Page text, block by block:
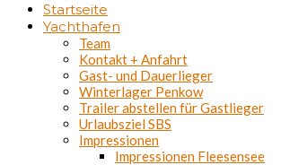
Startseite
Yachthafen
Team
Kontakt + Anfahrt
Gast- und Dauerlieger
Winterlager Penkow
Trailer abstellen für Gastlieger
Urlaubsziel SBS
Impressionen
Impressionen Fleesensee